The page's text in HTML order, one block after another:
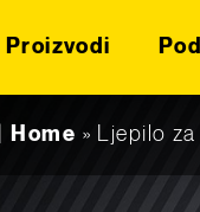
Proizvodi
Home » Ljepilo